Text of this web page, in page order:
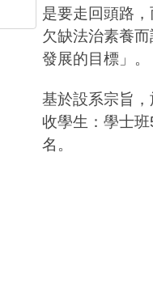
是要走回頭路
欠缺法治素養
發展的目標」。
基於設系宗旨
收學生：學士
名。